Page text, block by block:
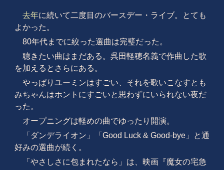
去年に続いて二度目のバースデー・ライブ。とても
よかった。
80年代までに絞った選曲は完璧だった。
聴きたい曲はまだある。呉田軽穂名義で作曲した歌
を加えるとさらにある。
やっぱりユーミンはすごい、それを歌いこなすとも
みちゃんはホントにすごいと思わずにいられない夜だ
った。
オープニングは軽めの曲でゆったり開演。
「ダンデライオン」「Good Luck & Good-bye」と通
好みの選曲が続く。
「やさしさに包まれたなら」は、映画『魔女の宅急